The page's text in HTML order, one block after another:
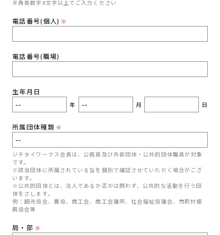
半角英数字8文字以上でご入力ください
電話番号(個人) ※
電話番号(職場)
生年月日
年 月 日
所属団体種類 ※
ジチタイワークス会員は、公務員及び外郭団体・公共的団体職員が対象
です。
※該当団体に所属されている旨を個別で確認させていただく場合がござ
います。
※公共的団体とは、法人であるか否かは問わず、公共的な活動を行う団
体をさします。
例：観光協会、農協、商工会、商工会議所、社会福祉協議会、市町村振
興協会等
局・部 ※